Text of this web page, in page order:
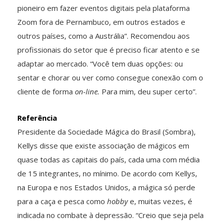
pioneiro em fazer eventos digitais pela plataforma
Zoom fora de Pernambuco, em outros estados e
outros países, como a Austrália”. Recomendou aos
profissionais do setor que é preciso ficar atento e se
adaptar ao mercado. “Você tem duas opções: ou
sentar e chorar ou ver como consegue conexão com o
cliente de forma on-line. Para mim, deu super certo”.
Referência
Presidente da Sociedade Mágica do Brasil (Sombra),
Kellys disse que existe associação de mágicos em
quase todas as capitais do país, cada uma com média
de 15 integrantes, no mínimo. De acordo com Kellys,
na Europa e nos Estados Unidos, a mágica só perde
para a caça e pesca como hobbye, muitas vezes, é
indicada no combate à depressão. “Creio que seja pela